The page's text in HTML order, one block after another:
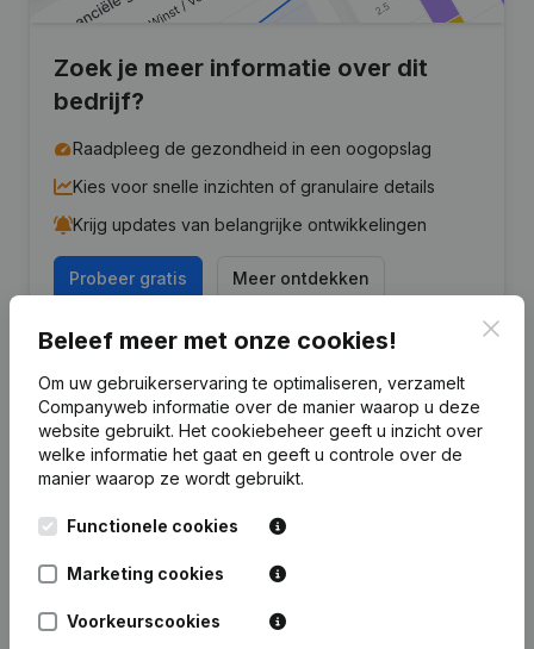
Zoek je meer informatie over dit
bedrijf?
Raadpleeg de gezondheid in een oogopslag
Kies voor snelle inzichten of granulaire details
Krijg updates van belangrijke ontwikkelingen
Probeer gratis Meer ontdekken
Financiële gegevensvan Asiotus
Winst/Verlies 12.025
Beleef meer met onze cookies!
Om uw gebruikerservaring te optimaliseren, verzamelt
Companyweb informatie over de manier waarop u deze
website gebruikt. Het cookiebeheer geeft u inzicht over
welke informatie het gaat en geeft u controle over de
manier waarop ze wordt gebruikt.
Functionele cookies
Marketing cookies
Voorkeurscookies